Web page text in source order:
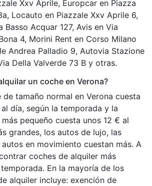
Xxv Aprile, Europcar en Piazza
Locauto en Piazzale Xxv Aprile 6,
Basso Acquar 127, Avis en Via
4, Morini Rent en Corso Milano
Andrea Palladio 9, Autovia Stazione
Della Valverde 73 B y otras.
un coche en Verona?
de tamaño normal en Verona cuesta
día, según la temporada y la
pequeño cuesta unos 12 € al
grandes, los autos de lujo, las
en movimiento cuestan más. A
coches de alquiler más
En la mayoría de los
alquiler incluye: exención de